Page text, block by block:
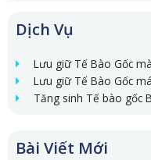
Dịch Vụ
Lưu giữ Tế Bào Gốc
Lưu giữ Tế Bào Gốc
Tăng sinh Tế bào gốc
Bài Viết Mới